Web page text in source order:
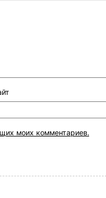
моих комментариев.